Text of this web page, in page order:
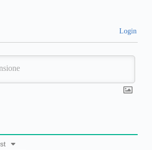
Login